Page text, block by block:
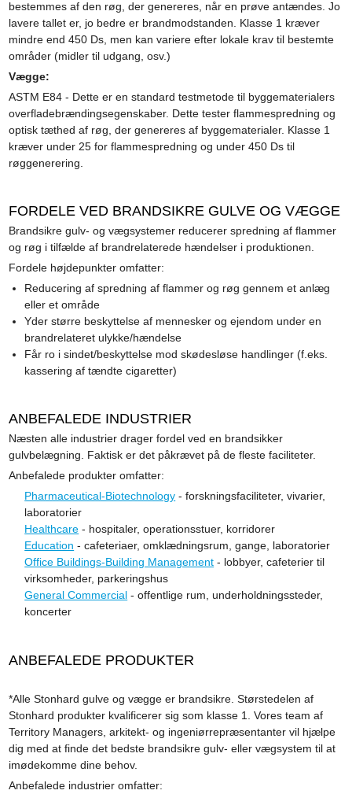
bestemmes af den røg, der genereres, når en prøve antændes. Jo
lavere tallet er, jo bedre er brandmodstanden. Klasse 1 kræver
mindre end 450 Ds, men kan variere efter lokale krav til bestemte
områder (midler til udgang, osv.)
Vægge:
ASTM E84 - Dette er en standard testmetode til byggematerialers
overfladebrændingsegenskaber. Dette tester flammespredning og
optisk tæthed af røg, der genereres af byggematerialer. Klasse 1
kræver under 25 for flammespredning og under 450 Ds til
røggenerering.
FORDELE VED BRANDSIKRE GULVE OG VÆGGE
Brandsikre gulv- og vægsystemer reducerer spredning af flammer
og røg i tilfælde af brandrelaterede hændelser i produktionen.
Fordele højdepunkter omfatter:
Reducering af spredning af flammer og røg gennem et anlæg
eller et område
Yder større beskyttelse af mennesker og ejendom under en
brandrelateret ulykke/hændelse
Får ro i sindet/beskyttelse mod skødesløse handlinger (f.eks.
kassering af tændte cigaretter)
ANBEFALEDE INDUSTRIER
Næsten alle industrier drager fordel ved en brandsikker
gulvbelægning. Faktisk er det påkrævet på de fleste faciliteter.
Anbefalede produkter omfatter:
Pharmaceutical-Biotechnology - forskningsfaciliteter, vivarier,
laboratorier
Healthcare - hospitaler, operationsstuer, korridorer
Education - cafeteriaer, omklædningsrum, gange, laboratorier
Office Buildings-Building Management - lobbyer, cafeterier til
virksomheder, parkeringshus
General Commercial - offentlige rum, underholdningssteder,
koncerter
ANBEFALEDE PRODUKTER
*Alle Stonhard gulve og vægge er brandsikre. Størstedelen af
Stonhard produkter kvalificerer sig som klasse 1. Vores team af
Territory Managers, arkitekt- og ingeniørrepræsentanter vil hjælpe
dig med at finde det bedste brandsikre gulv- eller vægsystem til at
imødekomme dine behov.
Anbefalede industrier omfatter: